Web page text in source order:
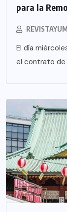
para la
El día
el contrato de